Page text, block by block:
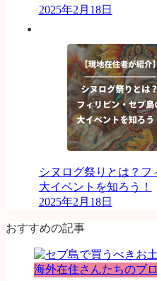
2025年2月18日
シヌログ祭りとは？フ
大イベントを知ろう！
2025年2月18日
おすすめの記事
海外在住さんたちのブ